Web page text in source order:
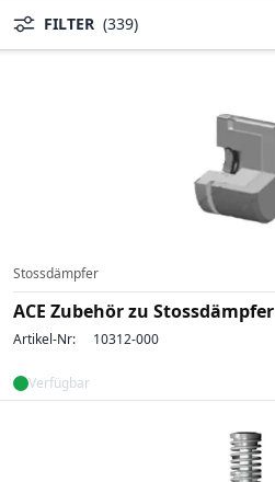
FILTER (339)
Stossdämpfer
ACE Zubehör zu Stossdämpfer
Artikel-Nr: 10312-000
Verfügbar